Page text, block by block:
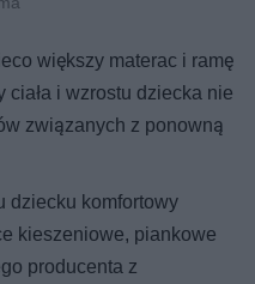
większy materac i ramę
ciała i wzrostu dziecka nie
związanych z ponowną
dziecku komfortowy
kieszeniowe, piankowe
producenta z